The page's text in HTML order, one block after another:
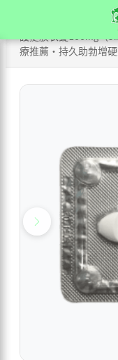
國產
護挺膜衣錠100mg（
療推薦・持久助勃增